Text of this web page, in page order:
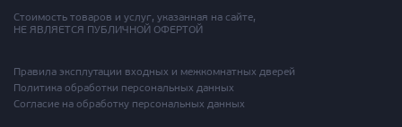
Стоимость товаров и услуг, указанная на сайте,
НЕ ЯВЛЯЕТСЯ ПУБЛИЧНОЙ ОФЕРТОЙ
Правила эксплутации входных и межкомнатных дверей
Политика обработки персональных данных
Согласие на обработку персональных данных